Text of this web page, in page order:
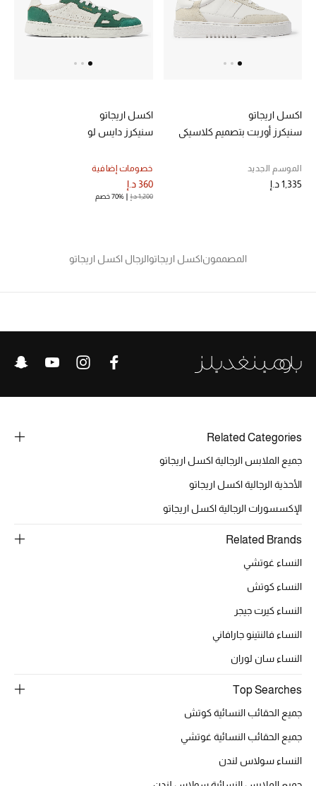
الأطفال
المستلزمات المنزلية
هدايا للجميع
تسوقوا الهدايا
الأزياء
مستلزمات المنزل
توتيمي
تعكس توتيمي فن الأناقة السهلة بقطع أساسية راقية
اكسل اريجاتو
سنيكرز أوربت بتصميم كلاسيكي
الموسم الجديد
1,335 د.إ
اكسل اريجاتو
سنيكرز دايس لو
خصومات إضافية
360 د.إ
1,200 د.إ 70% خصم
المصمموناكسل اريجاتوالرجال اكسل اريجاتو
Related Categories
جميع الملابس الرجالية اكسل اريجاتو
الأحذية الرجالية اكسل اريجاتو
الإكسسورات الرجالية اكسل اريجاتو
Related Brands
النساء غوتشي
النساء كوتش
النساء كيرت جيجر
النساء فالنتينو جارافاني
النساء سان لوران
Top Searches
جميع الحقائب النسائية كوتش
جميع الحقائب النسائية غوتشي
النساء سولاس لندن